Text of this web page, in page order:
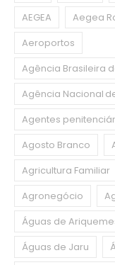
AEGEA
Aegea
Aeroportos
Agência Brasileira
Agência Nacional
Agentes
Agosto Branco
Agricultura Familiar
Agronegócio
Águas de
Águas de Jaru